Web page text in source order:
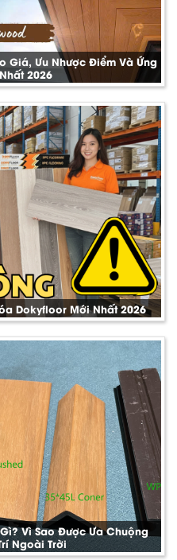
Giá, Ưu Nhược Điểm Và Ứng
2026
Dokyfloor Mới Nhất 2026
Vì Sao Được Ưa Chuộng
Ngoài Trời